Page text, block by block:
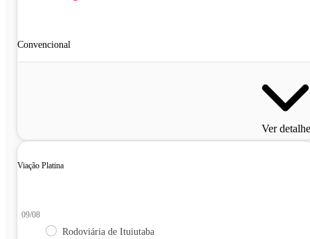
Convencional
Ver
Viação Platina
09/08
Rodoviária de Ituiutaba